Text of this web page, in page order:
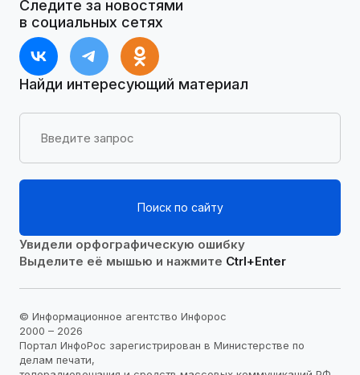
Следите за новостями
в социальных сетях
Найди интересующий материал
Поиск по сайту
Увидели орфографическую ошибку
Выделите её мышью и нажмите Ctrl+Enter
© Информационное агентство Инфорос
2000 – 2026
Портал ИнфоРос зарегистрирован в Министерстве по
делам печати,